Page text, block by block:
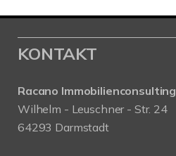
KONTAKT
Racano Immobilienconsulting
Wilhelm - Leuschner - Str. 24
64293 Darmstadt